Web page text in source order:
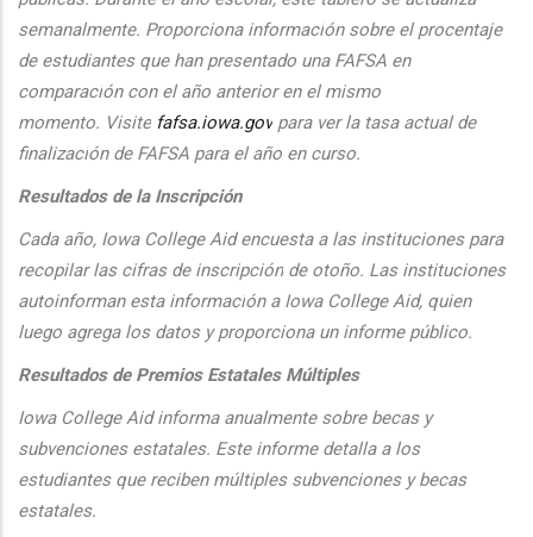
semanalmente. Proporciona información sobre el procentaje
de estudiantes que han presentado una FAFSA en
comparación con el año anterior en el mismo
momento. Visite fafsa.iowa.gov para ver la tasa actual de
finalización de FAFSA para el año en curso.
Resultados de la Inscripción
Cada año, Iowa College Aid encuesta a las instituciones para
recopilar las cifras de inscripción de otoño. Las instituciones
autoinforman esta información a Iowa College Aid, quien
luego agrega los datos y proporciona un informe público.
Resultados de Premios Estatales Múltiples
Iowa College Aid informa anualmente sobre becas y
subvenciones estatales. Este informe detalla a los
estudiantes que reciben múltiples subvenciones y becas
estatales.